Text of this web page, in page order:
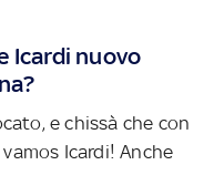
Icardi nuovo
e chissà che con
Icardi! Anche